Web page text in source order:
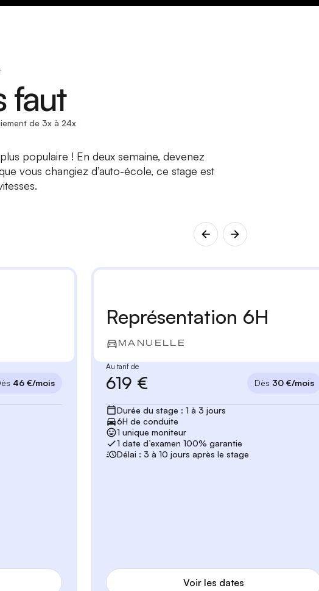
faut
de 3x à 24x
populaire ! En deux semaine, devenez
vous changiez d’auto-école, ce stage est
46 €/mois
Représentation 6H
MANUELLE
Au tarif de
619 € Dès 30 €/mois
Durée du stage : 1 à 3 jours
6H de conduite
1 unique moniteur
1 date d’examen 100% garantie
Délai : 3 à 10 jours après le stage
Voir les dates